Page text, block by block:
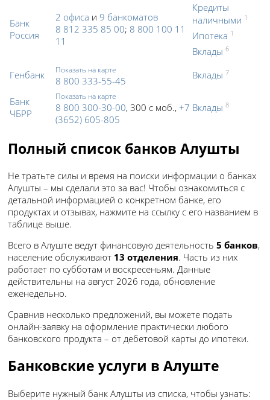
Банк
Россия
2 офиса и9 банкоматов
8 812 335 85 00; 8 800 100 11
11
Кредиты
наличными 1
Ипотека 1
Вклады 6
Генбанк Показать на карте
8 800 333-55-45 Вклады 7
Банк
ЧБРР
Показать на карте
8 800 300-30-00, 300 с моб., +7
(3652) 605-805
Вклады 8
Полный список банков Алушты
Не тратьте силы и время на поиски информации о банках
Алушты – мы сделали это за вас! Чтобы ознакомиться с
детальной информацией о конкретном банке, его
продуктах и отзывах, нажмите на ссылку с его названием в
таблице выше.
Всего в Алуште ведут финансовую деятельность5 банков,
население обслуживают 13 отделения. Часть из них
работает по субботам и воскресеньям. Данные
действительны на август 2026 года, обновление
еженедельно.
Сравнив несколько предложений, вы можете подать
онлайн-заявку на оформление практически любого
банковского продукта – от дебетовой карты до ипотеки.
Банковские услуги в Алуште
Выберите нужный банк Алушты из списка, чтобы узнать: